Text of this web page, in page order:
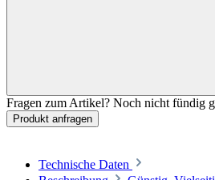
Fragen zum Artikel? Noch nicht fündig
Produkt anfragen
Technische Daten